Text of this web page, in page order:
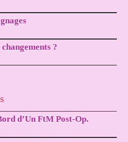
?
d’Un FtM Post-Op.